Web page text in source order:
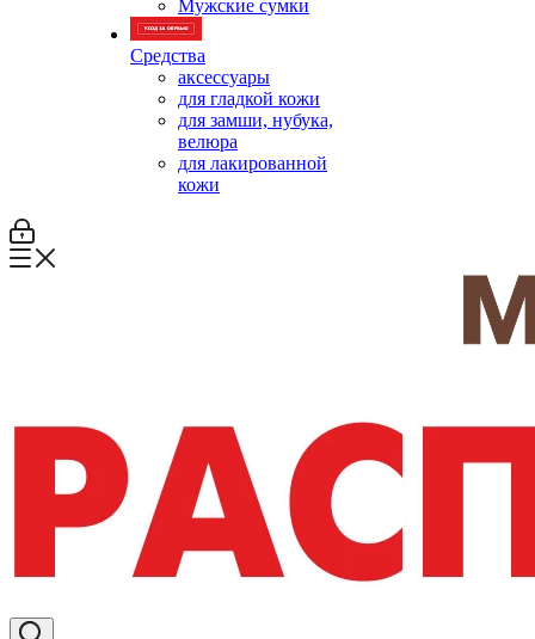
Мужские сумки
Средства
аксессуары
для гладкой кожи
для замши, нубука,
велюра
для лакированной
кожи